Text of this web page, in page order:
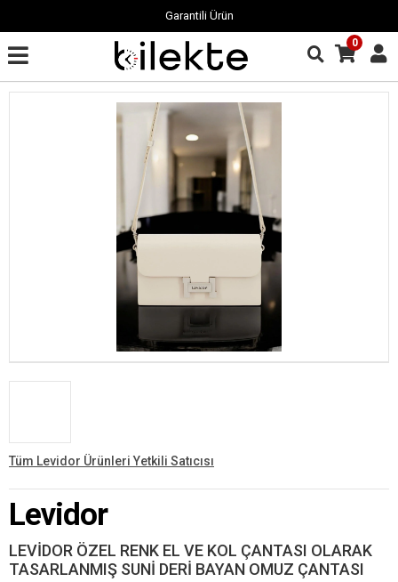
Garantili Ürün
0
Tüm Levidor Ürünleri Yetkili Satıcısı
Levidor
LEVİDOR ÖZEL RENK EL VE KOL ÇANTASI OLARAK
TASARLANMIŞ SUNİ DERİ BAYAN OMUZ ÇANTASI